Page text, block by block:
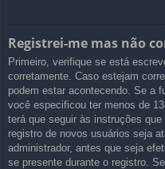
Registrei-me mas não
Primeiro, verifique se está
corretamente. Caso estejam
podem estar acontecendo. Se a
você especificou ter menos de
terá que seguir às instruções
registro de novos usuários seja
administrador, antes que seja
se presente durante o registro.